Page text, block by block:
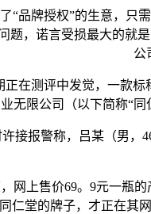
牌授权”的生意，只
题，诺言受损最大的就
公
测评中发觉，一款标
业无限公司（以下简称“同
报警称，吕某（男，
上售价69。9元一瓶的
仁堂的牌子，才正在其